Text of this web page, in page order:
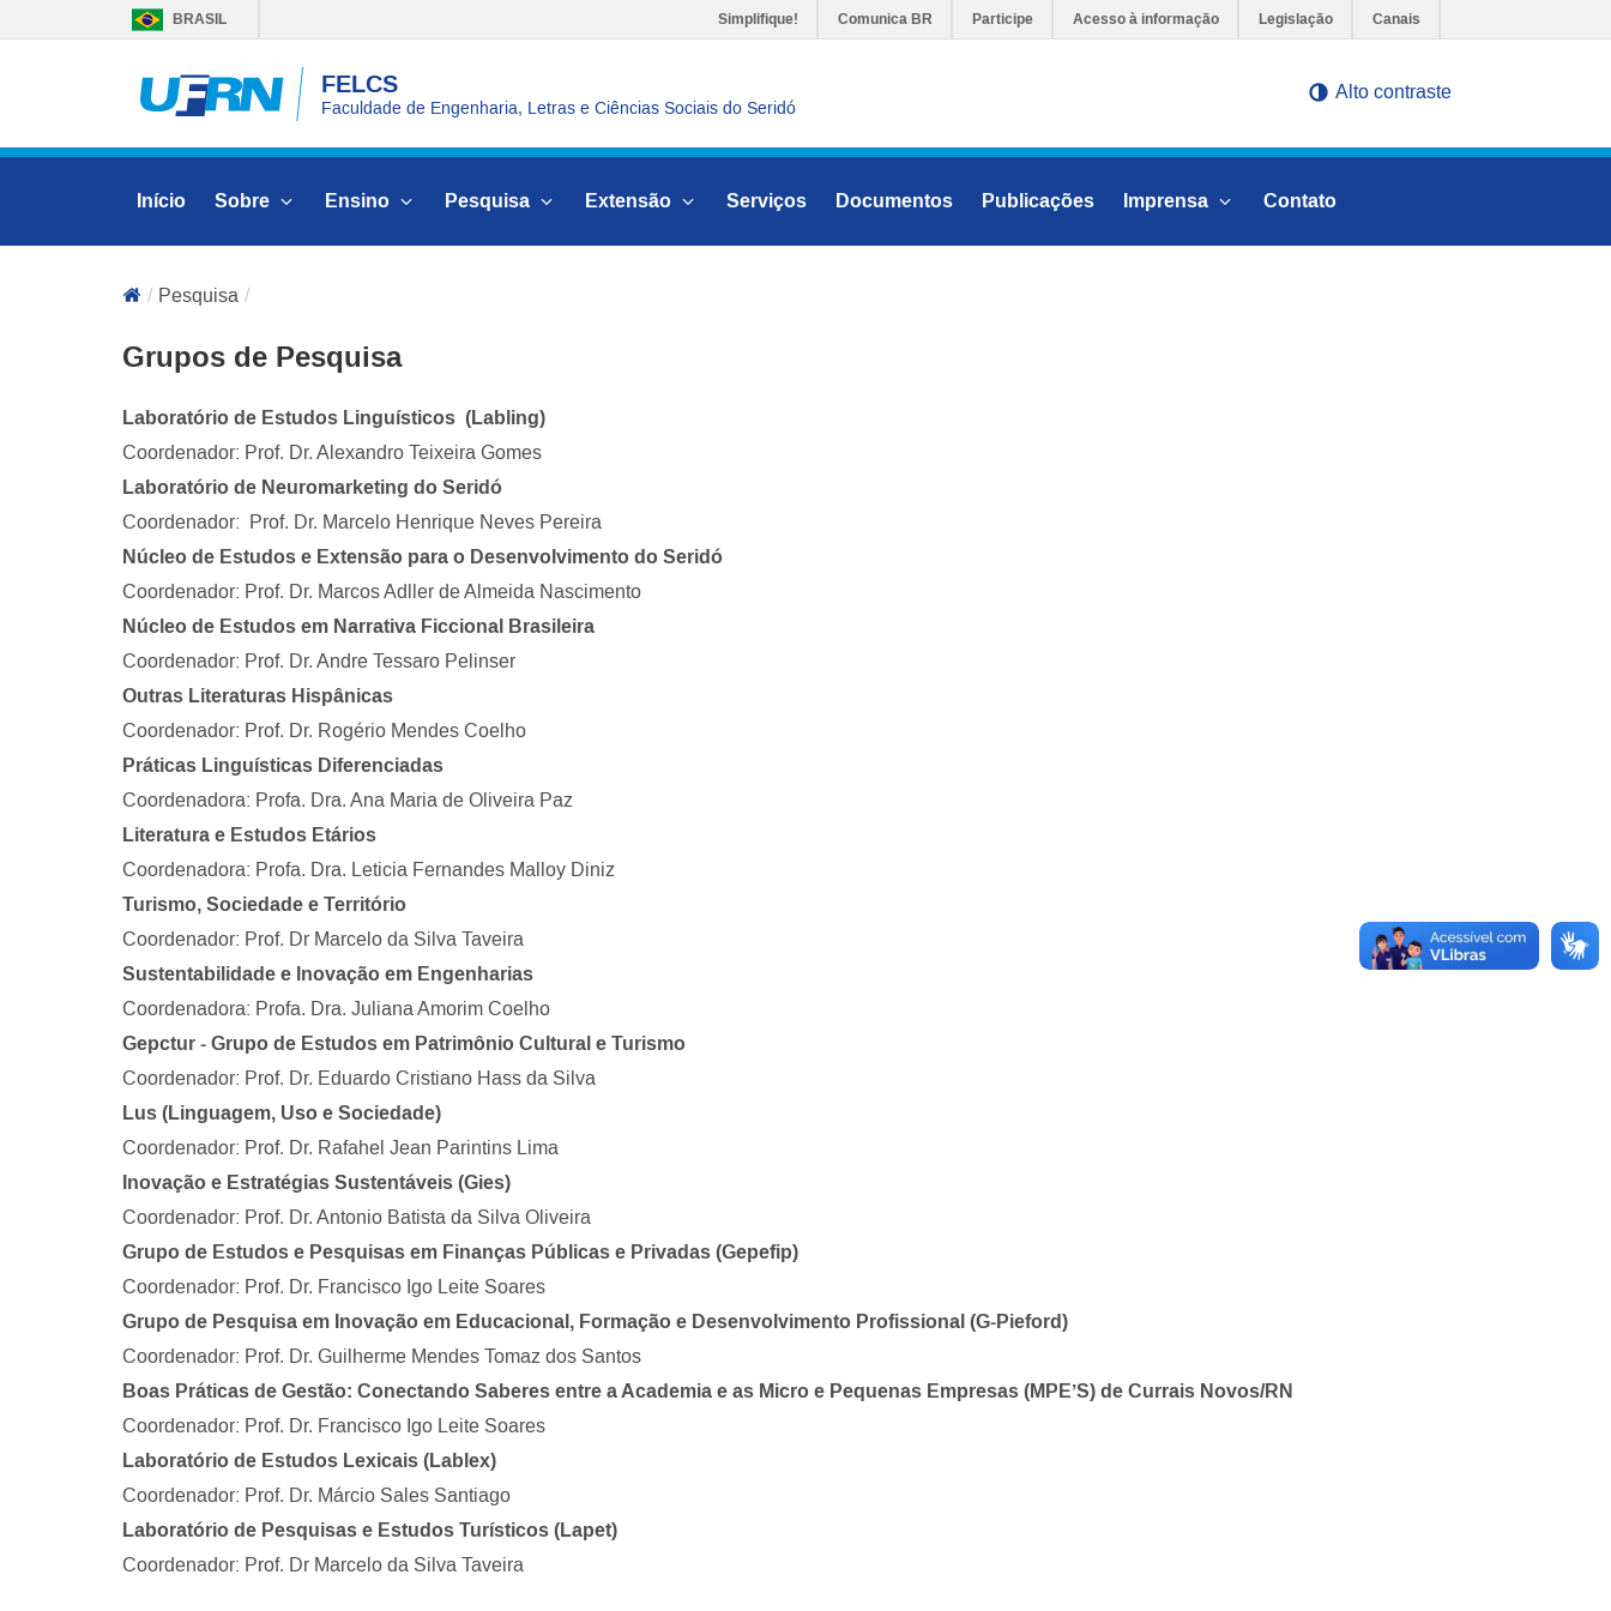
BRASIL Simplifique! Comunica BR Participe Acesso à informação Legislação Canais
FELCS
Faculdade de Engenharia, Letras e Ciências Sociais do Seridó Ir para o conteúdo
Alto contraste
Início Sobre Ensino Pesquisa Extensão Serviços Documentos Publicações Imprensa Contato
Pesquisa
Grupos de Pesquisa
Laboratório de Estudos Linguísticos (Labling)
Coordenador: Prof. Dr. Alexandro Teixeira Gomes
Laboratório de Neuromarketing do Seridó
Coordenador:
Prof. Dr. Marcelo Henrique Neves Pereira
Núcleo de Estudos e Extensão para o Desenvolvimento do Seridó
Coordenador: Prof. Dr. Marcos Adller de Almeida Nascimento
Núcleo de Estudos em Narrativa Ficcional Brasileira
Coordenador: Prof. Dr. Andre Tessaro Pelinser
Outras Literaturas Hispânicas
Coordenador: Prof. Dr. Rogério Mendes Coelho
Práticas Linguísticas Diferenciadas
Coordenadora: Profa. Dra. Ana Maria de Oliveira Paz
Literatura e Estudos Etários
Coordenadora: Profa. Dra. Leticia Fernandes Malloy Diniz
Turismo, Sociedade e Território
Coordenador: Prof. Dr Marcelo da Silva Taveira
Sustentabilidade e Inovação em Engenharias
Coordenadora: Profa. Dra. Juliana Amorim Coelho
Gepctur - Grupo de Estudos em Patrimônio Cultural e Turismo
Coordenador: Prof. Dr. Eduardo Cristiano Hass da Silva
Lus (Linguagem, Uso e Sociedade)
Coordenador: Prof. Dr. Rafahel Jean Parintins Lima
Inovação e Estratégias Sustentáveis (Gies)
Coordenador: Prof. Dr. Antonio Batista da Silva Oliveira
Grupo de Estudos e Pesquisas em Finanças Públicas e Privadas (Gepefip)
Coordenador: Prof. Dr. Francisco Igo Leite Soares
Grupo de Pesquisa em Inovação em Educacional, Formação e Desenvolvimento Profissional (G-Pieford)
Coordenador: Prof. Dr. Guilherme Mendes Tomaz dos Santos
Boas Práticas de Gestão: Conectando Saberes entre a Academia e as Micro e Pequenas Empresas (MPE’S) de Currais Novos/RN
Coordenador: Prof. Dr. Francisco Igo Leite Soares
Laboratório de Estudos Lexicais (Lablex)
Coordenador: Prof. Dr. Márcio Sales Santiago
Laboratório de Pesquisas e Estudos Turísticos (Lapet)
Coordenador: Prof. Dr Marcelo da Silva Taveira